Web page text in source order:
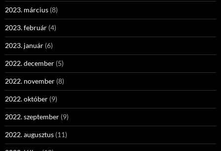
2023. március (8)
2023. február (4)
2023. január (6)
2022. december (5)
2022. november (8)
2022. október (9)
2022. szeptember (9)
2022. augusztus (11)